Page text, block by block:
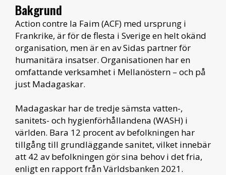
Bakgrund
Action contre la Faim (ACF) med ursprung i
Frankrike, är för de flesta i Sverige en helt okänd
organisation, men är en av Sidas partner för
humanitära insatser. Organisationen har en
omfattande verksamhet i Mellanöstern – och på
just Madagaskar.
Madagaskar har de tredje sämsta vatten-,
sanitets- och hygienförhållandena (WASH) i
världen. Bara 12 procent av befolkningen har
tillgång till grundläggande sanitet, vilket innebär
att 42 av befolkningen gör sina behov i det fria,
enligt en rapport från Världsbanken 2021.